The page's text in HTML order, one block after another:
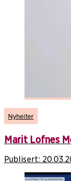
Nyheiter
Marit Lofnes
Publisert: